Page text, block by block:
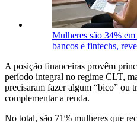
Mulheres são 34%
bancos e fintechs,
A posição financeiras provêm
período integral no regime CLT,
precisaram fazer algum “bico” ou
complementar a renda.
No total, são 71% mulheres que